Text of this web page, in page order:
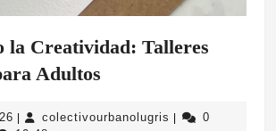
la Creatividad: Talleres
Adultos
Creatividad:
23
colectivourbanolugris
0